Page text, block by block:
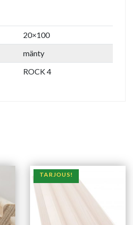
20×100
mänty
ROCK 4
TARJOUS!